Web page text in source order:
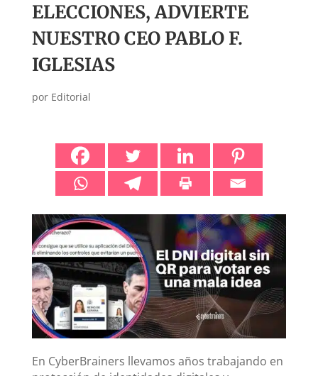
ELECCIONES, ADVIERTE
NUESTRO CEO PABLO F.
IGLESIAS
por Editorial
En CyberBrainers llevamos años trabajando en